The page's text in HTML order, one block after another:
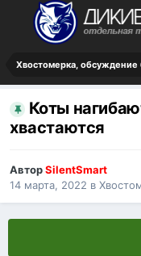
Хвостомерка, обсуждение
Коты
хвастаются
АвторSilentSmart
14 марта, 2022 в